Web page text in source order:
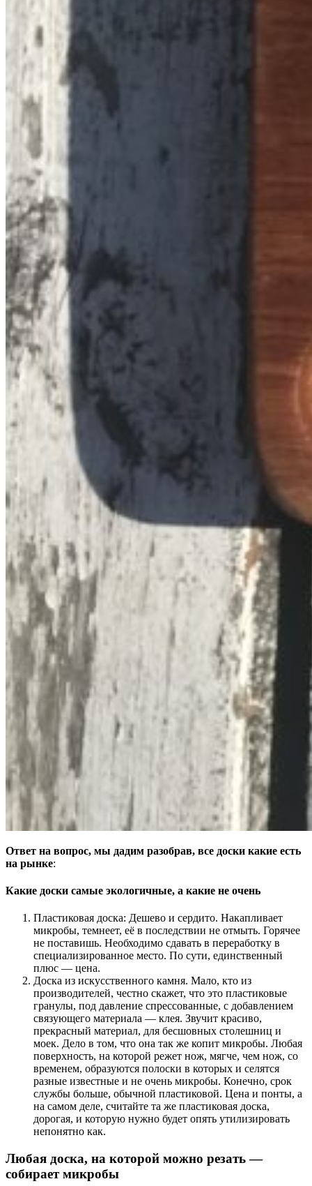
Ответ на вопрос, мы дадим разобрав, все доски какие есть
на рынке:
Какие доски самые экологичные, а какие не очень
Пластиковая доска: Дешево и сердито. Накапливает
микробы, темнеет, её в последствии не отмыть. Горячее
не поставишь. Необходимо сдавать в переработку в
специализированное место. По сути, единственный
плюс — цена.
Доска из искусственного камня. Мало, кто из
производителей, честно скажет, что это пластиковые
гранулы, под давление спрессованные, с добавлением
связующего материала — клея. Звучит красиво,
прекрасный материал, для бесшовных столешниц и
моек. Дело в том, что она так же копит микробы. Любая
поверхность, на которой режет нож, мягче, чем нож, со
временем, образуются полоски в которых и селятся
разные известные и не очень микробы. Конечно, срок
службы больше, обычной пластиковой. Цена и понты, а
на самом деле, считайте та же пластиковая доска,
дорогая, и которую нужно будет опять утилизировать
непонятно как.
Любая доска, на которой можно резать —
собирает микробы